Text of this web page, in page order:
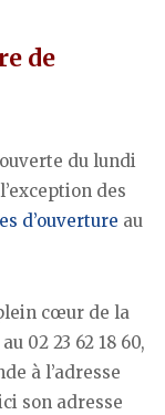
de
du lundi
des
d’ouverture au
cœur de la
au 02 23 62 18 60,
à l’adresse
son adresse